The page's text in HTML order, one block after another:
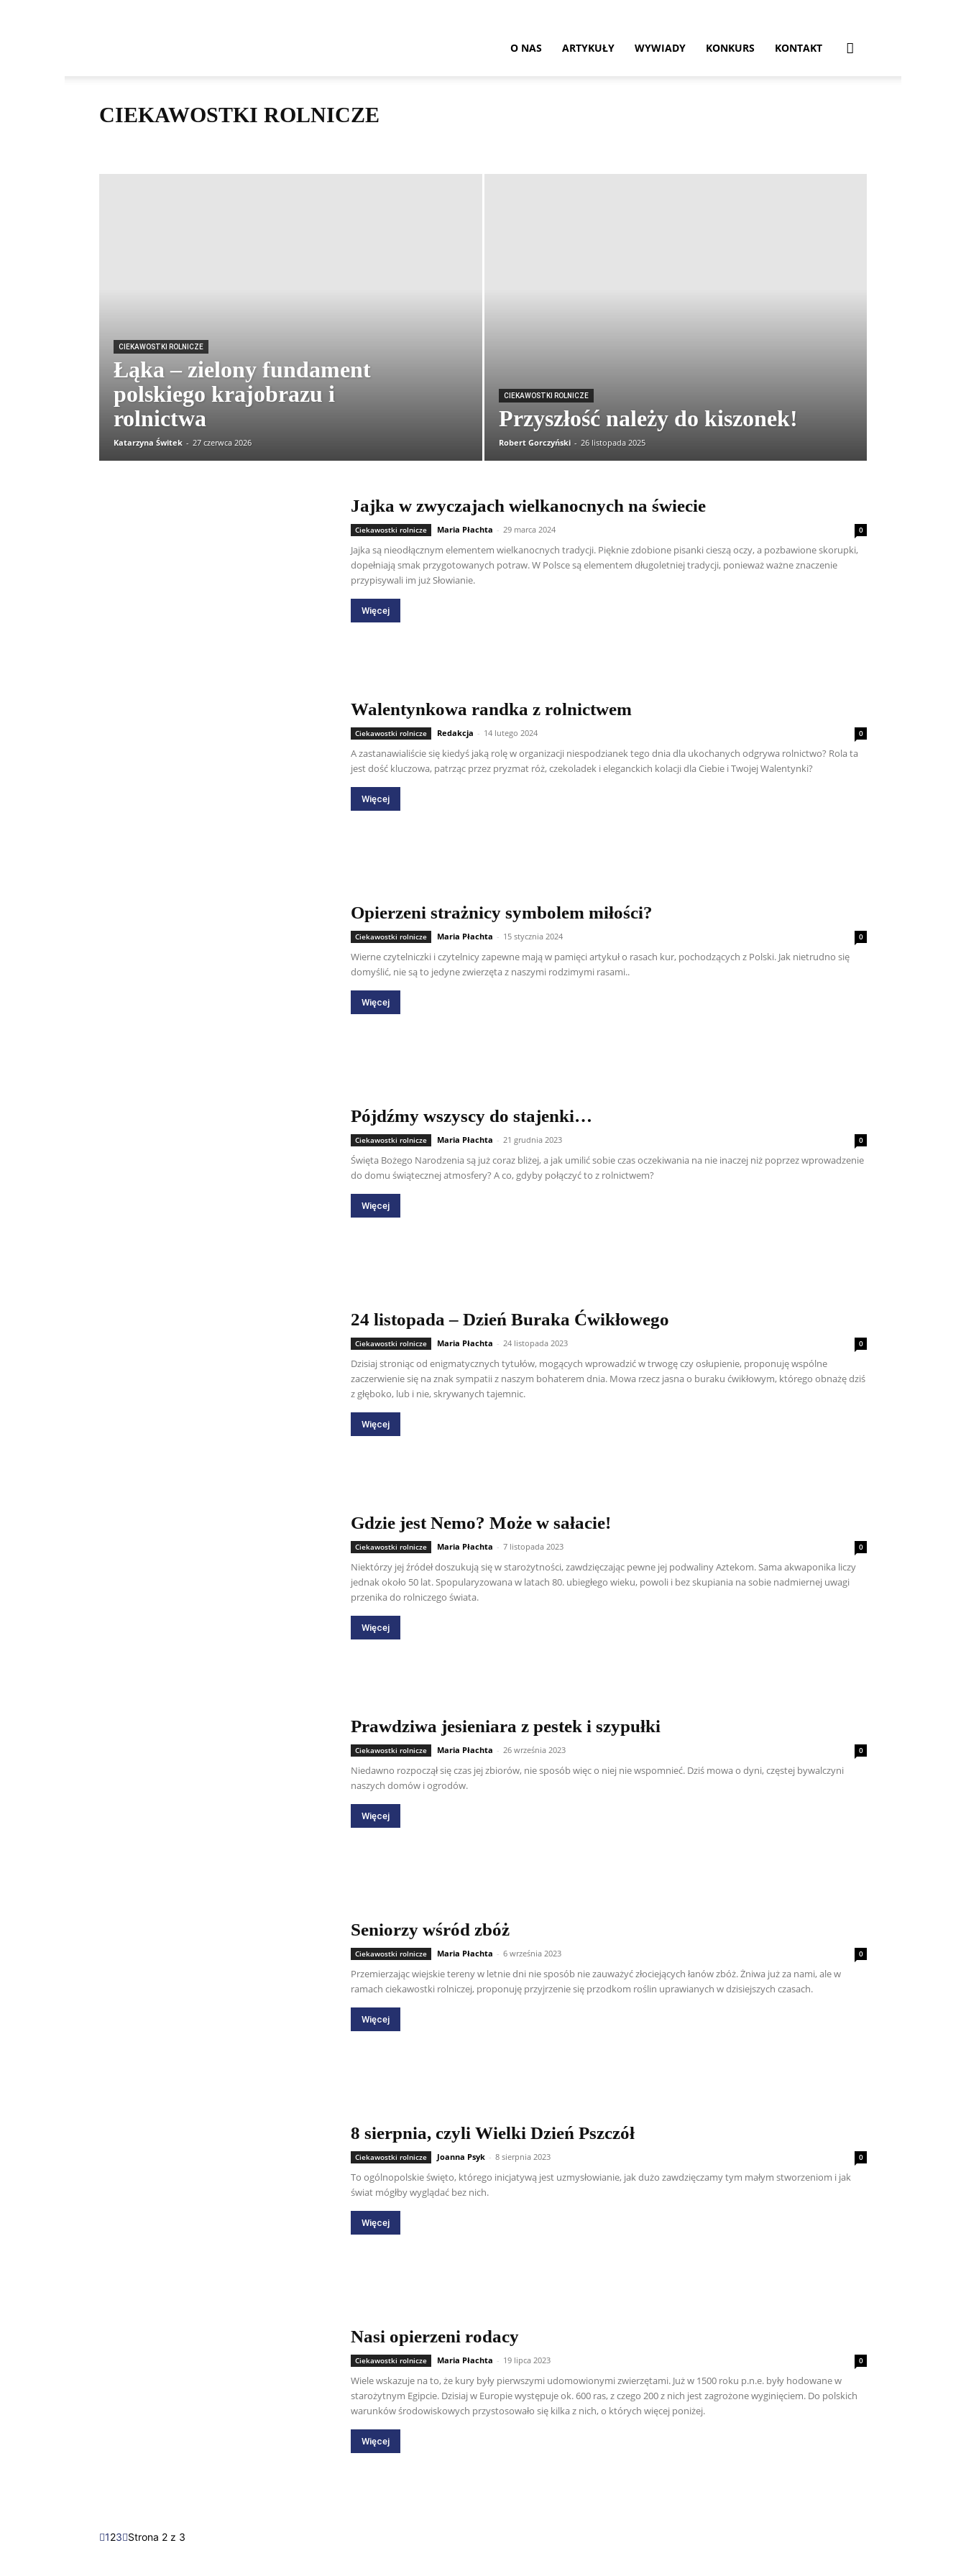
O NAS ARTYKUŁY WYWIADY KONKURS KONTAKT
CIEKAWOSTKI ROLNICZE
CIEKAWOSTKI ROLNICZE
Łąka – zielony fundament
polskiego krajobrazu i
rolnictwa
Katarzyna Świtek - 27 czerwca 2026
CIEKAWOSTKI ROLNICZE
Przyszłość należy do kiszonek!
Robert Gorczyński - 26 listopada 2025
Jajka w zwyczajach wielkanocnych na świecie
Ciekawostki rolnicze Maria Płachta - 29 marca 2024 0
Jajka są nieodłącznym elementem wielkanocnych tradycji. Pięknie zdobione pisanki cieszą oczy, a pozbawione skorupki,
dopełniają smak przygotowanych potraw. W Polsce są elementem długoletniej tradycji, ponieważ ważne znaczenie
przypisywali im już Słowianie.
Więcej
Walentynkowa randka z rolnictwem
Ciekawostki rolnicze Redakcja - 14 lutego 2024 0
A zastanawialiście się kiedyś jaką rolę w organizacji niespodzianek tego dnia dla ukochanych odgrywa rolnictwo? Rola ta
jest dość kluczowa, patrząc przez pryzmat róż, czekoladek i eleganckich kolacji dla Ciebie i Twojej Walentynki?
Więcej
Opierzeni strażnicy symbolem miłości?
Ciekawostki rolnicze Maria Płachta - 15 stycznia 2024 0
Wierne czytelniczki i czytelnicy zapewne mają w pamięci artykuł o rasach kur, pochodzących z Polski. Jak nietrudno się
domyślić, nie są to jedyne zwierzęta z naszymi rodzimymi rasami..
Więcej
Pójdźmy wszyscy do stajenki…
Ciekawostki rolnicze Maria Płachta - 21 grudnia 2023 0
Święta Bożego Narodzenia są już coraz bliżej, a jak umilić sobie czas oczekiwania na nie inaczej niż poprzez wprowadzenie
do domu świątecznej atmosfery? A co, gdyby połączyć to z rolnictwem?
Więcej
24 listopada – Dzień Buraka Ćwikłowego
Ciekawostki rolnicze Maria Płachta - 24 listopada 2023 0
Dzisiaj stroniąc od enigmatycznych tytułów, mogących wprowadzić w trwogę czy osłupienie, proponuję wspólne
zaczerwienie się na znak sympatii z naszym bohaterem dnia. Mowa rzecz jasna o buraku ćwikłowym, którego obnażę dziś
z głęboko, lub i nie, skrywanych tajemnic.
Więcej
Gdzie jest Nemo? Może w sałacie!
Ciekawostki rolnicze Maria Płachta - 7 listopada 2023 0
Niektórzy jej źródeł doszukują się w starożytności, zawdzięczając pewne jej podwaliny Aztekom. Sama akwaponika liczy
jednak około 50 lat. Spopularyzowana w latach 80. ubiegłego wieku, powoli i bez skupiania na sobie nadmiernej uwagi
przenika do rolniczego świata.
Więcej
Prawdziwa jesieniara z pestek i szypułki
Ciekawostki rolnicze Maria Płachta - 26 września 2023 0
Niedawno rozpoczął się czas jej zbiorów, nie sposób więc o niej nie wspomnieć. Dziś mowa o dyni, częstej bywalczyni
naszych domów i ogrodów.
Więcej
Seniorzy wśród zbóż
Ciekawostki rolnicze Maria Płachta - 6 września 2023 0
Przemierzając wiejskie tereny w letnie dni nie sposób nie zauważyć złociejących łanów zbóż. Żniwa już za nami, ale w
ramach ciekawostki rolniczej, proponuję przyjrzenie się przodkom roślin uprawianych w dzisiejszych czasach.
Więcej
8 sierpnia, czyli Wielki Dzień Pszczół
Ciekawostki rolnicze Joanna Psyk - 8 sierpnia 2023 0
To ogólnopolskie święto, którego inicjatywą jest uzmysłowianie, jak dużo zawdzięczamy tym małym stworzeniom i jak
świat mógłby wyglądać bez nich.
Więcej
Nasi opierzeni rodacy
Ciekawostki rolnicze Maria Płachta - 19 lipca 2023 0
Wiele wskazuje na to, że kury były pierwszymi udomowionymi zwierzętami. Już w 1500 roku p.n.e. były hodowane w
starożytnym Egipcie. Dzisiaj w Europie występuje ok. 600 ras, z czego 200 z nich jest zagrożone wyginięciem. Do polskich
warunków środowiskowych przystosowało się kilka z nich, o których więcej poniżej.
Więcej
123 Strona 2 z 3